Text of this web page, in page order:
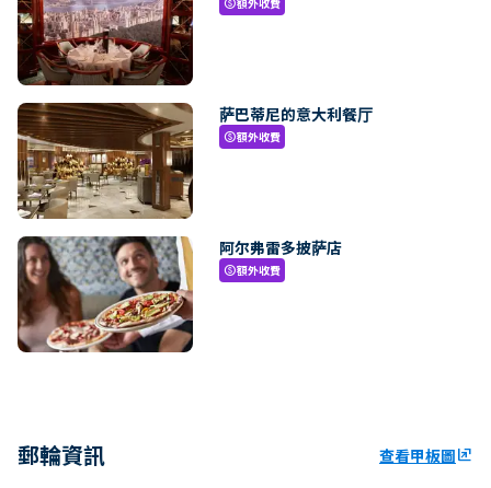
paid
萨巴蒂尼的意大利餐厅
paid額外收費
阿尔弗雷多披萨店
paid額外收費
郵輪資訊 查看甲板圖ungroup